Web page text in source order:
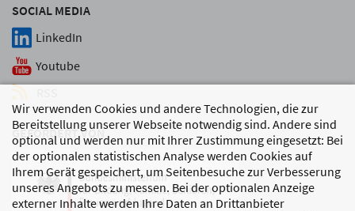
Wir verwenden Cookies und andere Technologien, die zur
Bereitstellung unserer Webseite notwendig sind. Andere sind
optional und werden nur mit Ihrer Zustimmung eingesetzt: Bei
der optionalen statistischen Analyse werden Cookies auf
Ihrem Gerät gespeichert, um Seitenbesuche zur Verbesserung
unseres Angebots zu messen. Bei der optionalen Anzeige
externer Inhalte werden Ihre Daten an Drittanbieter
SOCIAL MEDIA
LinkedIn
Youtube
GEFÖRDERT VON